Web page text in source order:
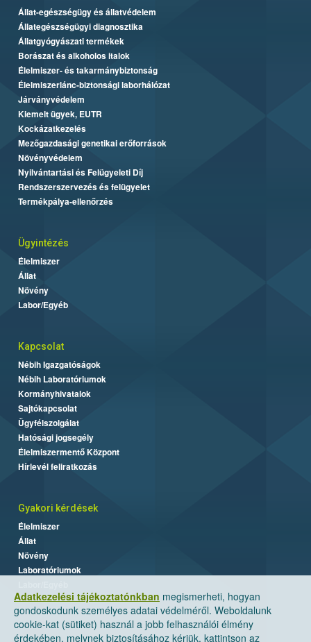
Adatkezelési tájékoztatónkban megismerheti, hogyan
gondoskodunk személyes adatai védelméről. Weboldalunk
cookie-kat (sütiket) használ a jobb felhasználói élmény
érdekében, melynek biztosításához kérjük, kattintson az
Állat-egészségügy és állatvédelem
Állategészségügyi diagnosztika
Állatgyógyászati termékek
Borászat és alkoholos italok
Élelmiszer- és takarmánybiztonság
Élelmiszerlánc-biztonsági laborhálózat
Járványvédelem
Kiemelt ügyek, EUTR
Kockázatkezelés
Mezőgazdasági genetikai erőforrások
Növényvédelem
Nyilvántartási és Felügyeleti Díj
Rendszerszervezés és felügyelet
Termékpálya-ellenőrzés
Ügyintézés
Élelmiszer
Állat
Növény
Labor/Egyéb
Kapcsolat
Nébih Igazgatóságok
Nébih Laboratóriumok
Kormányhivatalok
Sajtókapcsolat
Ügyfélszolgálat
Hatósági jogsegély
Élelmiszermentő Központ
Hírlevél feliratkozás
Gyakori kérdések
Élelmiszer
Állat
Növény
Laboratóriumok